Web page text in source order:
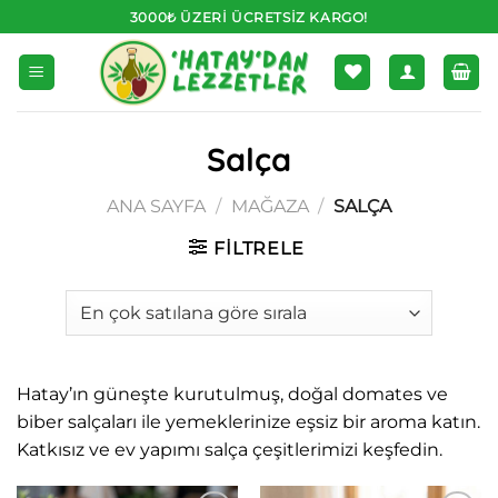
atla
3000₺ ÜZERI ÜCRETSIZ KARGO!
Salça
ANA SAYFA / MAĞAZA / SALÇA
FILTRELE
Hatay’ın güneşte kurutulmuş, doğal domates ve
biber salçaları ile yemeklerinize eşsiz bir aroma katın.
Katkısız ve ev yapımı salça çeşitlerimizi keşfedin.